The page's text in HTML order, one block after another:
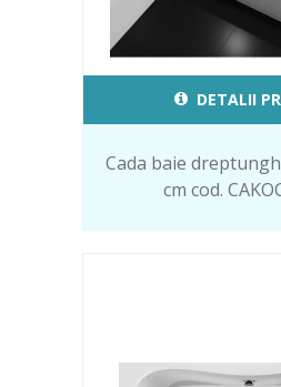
DETALII
Cada baie
cm cod.